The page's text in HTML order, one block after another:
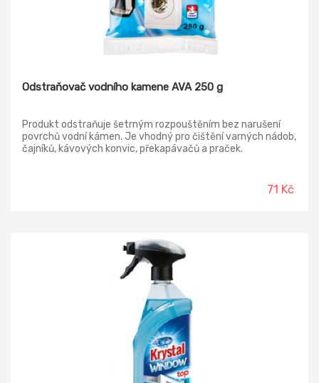
Odstraňovač vodního kamene AVA 250 g
Produkt odstraňuje šetrným rozpouštěním bez narušení
povrchů vodní kámen. Je vhodný pro čištění varných nádob,
čajníků, kávových konvic, překapávačů a praček.
71 Kč